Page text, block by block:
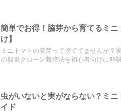
簡単でお得！脇芽から育てるミ
け】
ミニトマトの脇芽って捨ててませんか？
の簡単クローン栽培法を初心者向けに解説
虫がいないと実がならない？ミ
イド